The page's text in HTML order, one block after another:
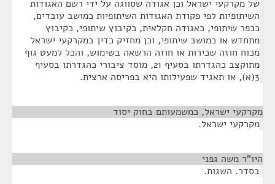
של מקרקעי ישראל וכן אגודה שסווגה על ידי רשם האגודות
השיתופיות לפי פקודת האגודות השיתופיות כמושב עובדים,
ככפר שיתופי, כאגודה חקלאית, כקיבוץ שיתופי, כקיבוץ
מתחדש או כמושב שיתופי, וכן מחזיק כדין במקרקעי ישראל
מכוח חוזה שכירות או חוזה הרשאה בשימוש, והכל למעט גוף
מתוקצב כהגדרתו בסעיף 21, מוסד ציבורי כהגדרתו בסעיף
3(א), או תאגיד שפעילותו היא בפריסה ארצית.
מקרקעי ישראל, כמשמעותם בחוק יסוד
מקרקעי ישראל.
היו"ר משה גפני
בסדר. השגות.